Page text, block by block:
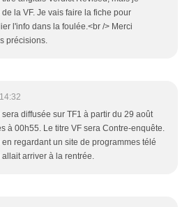
la VF. Je vais faire la fiche pour
l'info dans la foulée.<br /> Merci
précisions.
diffusée sur TF1 à partir du 29 août
à 00h55. Le titre VF sera Contre-enquête.
regardant un site de programmes télé
arriver à la rentrée.